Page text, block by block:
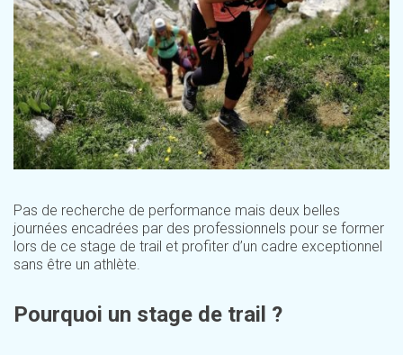
Pas de recherche de performance mais deux belles
journées encadrées par des professionnels pour se former
lors de ce stage de trail et profiter d’un cadre exceptionnel
sans être un athlète.
Pourquoi un stage de trail ?